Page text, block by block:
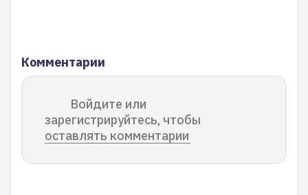
Комментарии
Войдите или
зарегистрируйтесь, чтобы
оставлять комментарии